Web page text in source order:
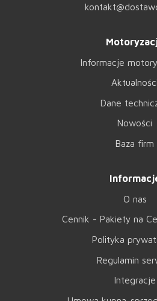
Informacje
Aktualności
Dane
Nowości
Baza firm
O nas
Cennik - Pakiety na
Polityka
Regulamin
Integracje